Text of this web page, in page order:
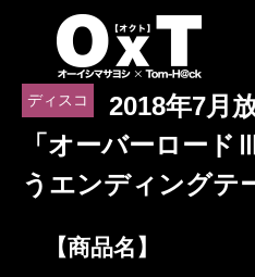
ディスコ
2018年7月
「オーバーロー
うエンディングテ
【商品名】